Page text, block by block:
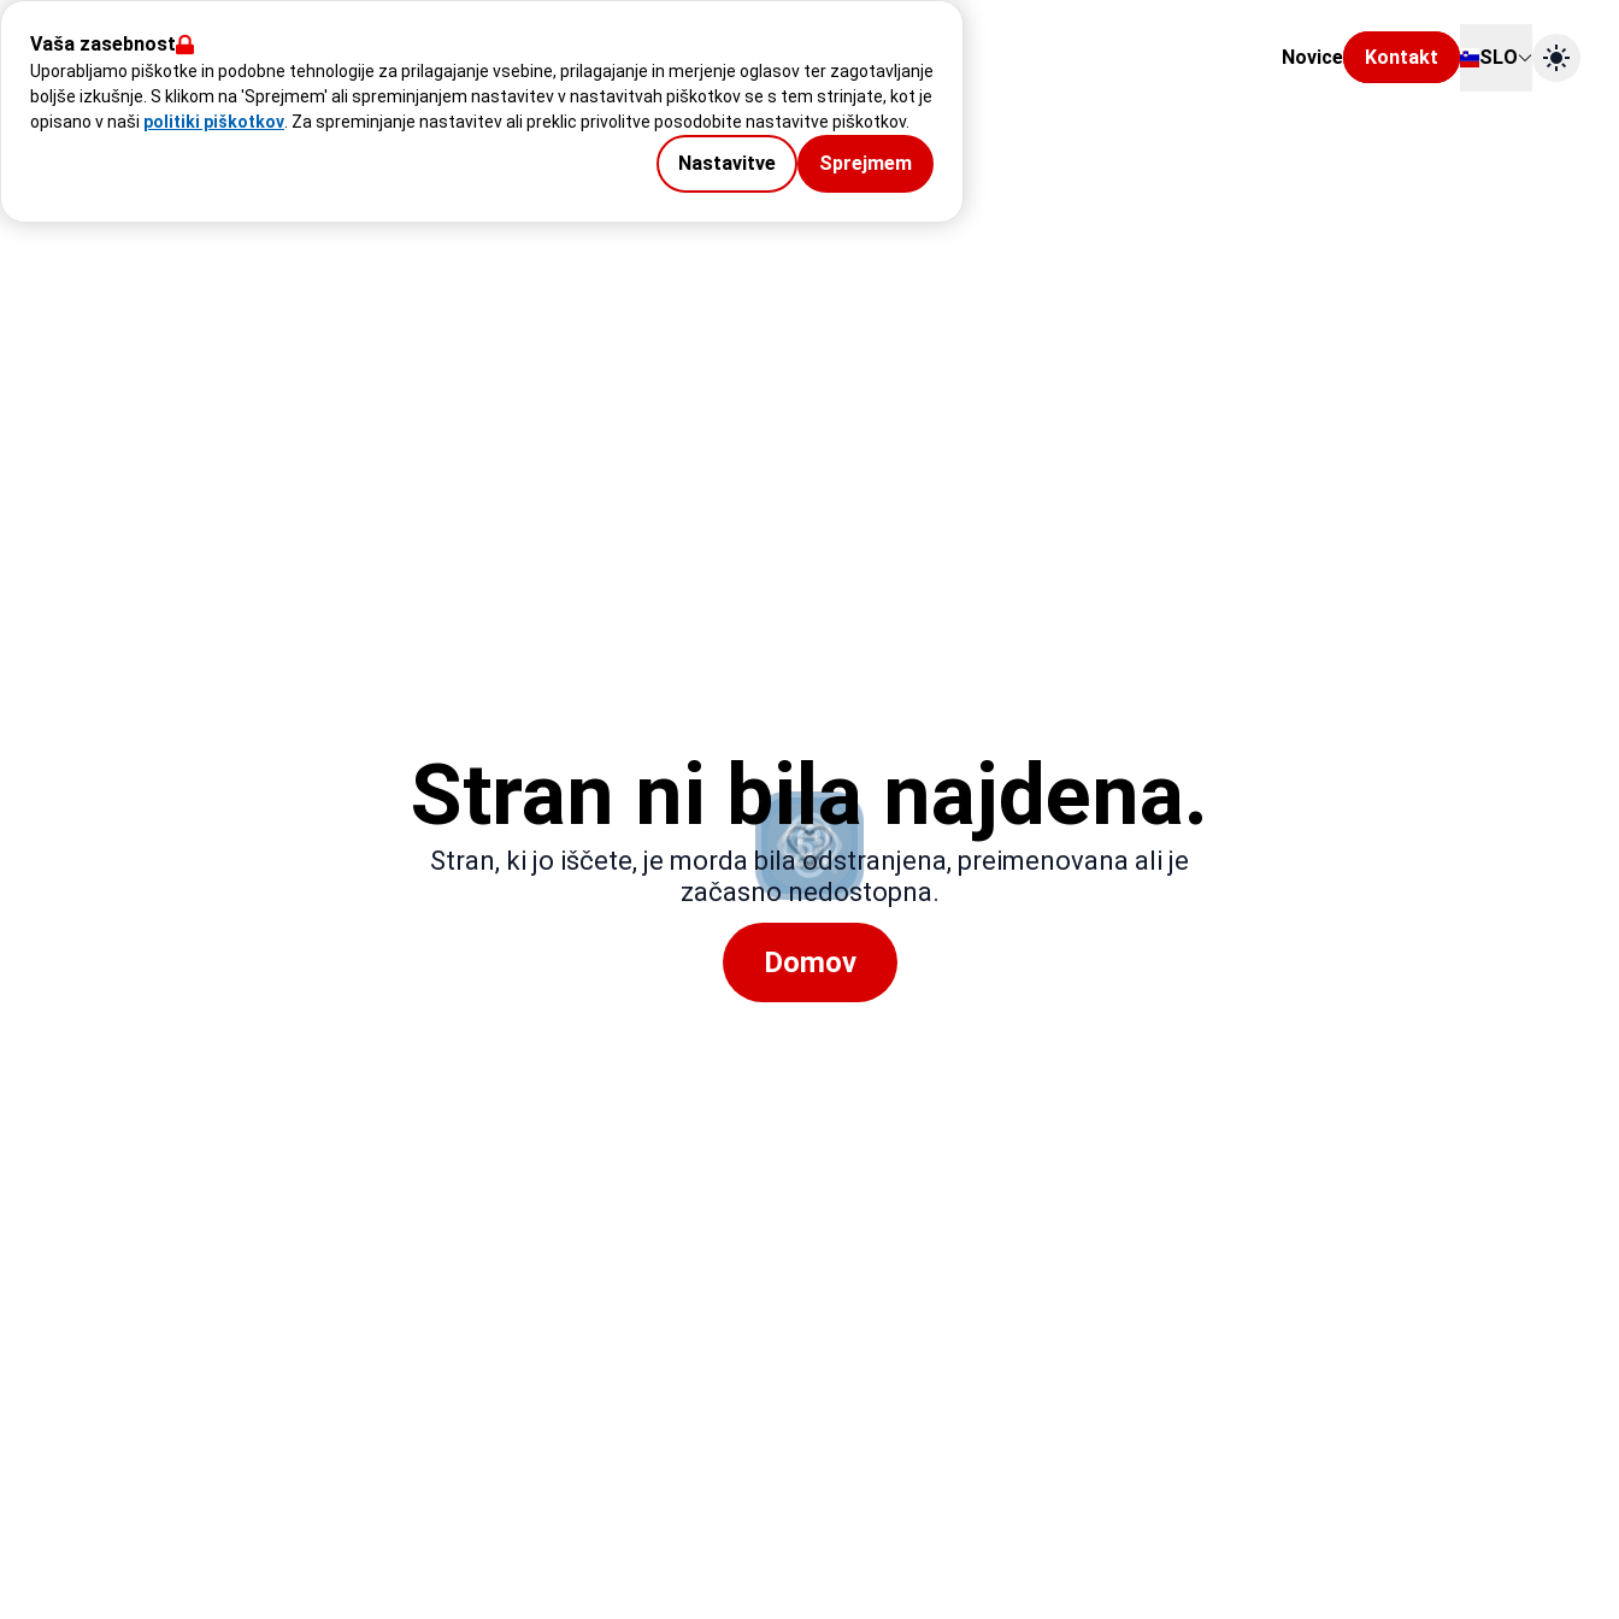
Novice Kontakt SLO
Stran ni bila najdena.
Stran, ki jo iščete, je morda bila odstranjena, preimenovana ali je
začasno nedostopna.
Domov
Vaša zasebnost
Uporabljamo piškotke in podobne tehnologije za prilagajanje vsebine, prilagajanje in merjenje oglasov ter zagotavljanje
boljše izkušnje. S klikom na 'Sprejmem' ali spreminjanjem nastavitev v nastavitvah piškotkov se s tem strinjate, kot je
opisano v naši politiki piškotkov . Za spreminjanje nastavitev ali preklic privolitve posodobite nastavitve piškotkov.
Nastavitve Sprejmem